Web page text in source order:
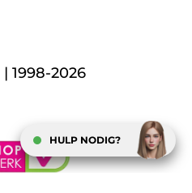
| 1998-2026
HULP NODIG?